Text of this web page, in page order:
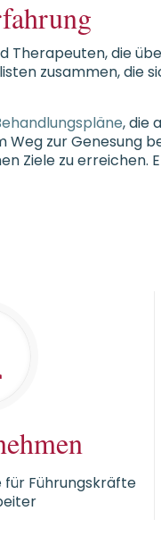
die
zusammen, die
, die
Weg zur Genesung
Ziele zu erreichen.
für Führungskräfte